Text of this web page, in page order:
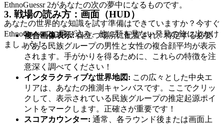
EthnoGuessr 2があなたの次の夢中になるものです。
あなたの世界的な知識を試す準備はできていますか？今すぐ
EthnoGuessr 2に飛び込み、他に類を見ない発見の旅に出かけ
ましょう！
3. 戦場の読み方：画面（HUD）
複合画像表示:目立つ場所に配置され、特定する必要
がある民族グループの男性と女性の複合顔平均が表示
されます。手がかりを得るために、これらの特徴を注
意深く調べてください！
インタラクティブな世界地図: この広々とした中央エ
リアは、あなたの推測キャンバスです。ここでクリッ
クして、表示されている民族グループの推定起源ポイ
ントをマークします。正確さが重要です！
スコアカウンター: 通常、各ラウンド後または画面上